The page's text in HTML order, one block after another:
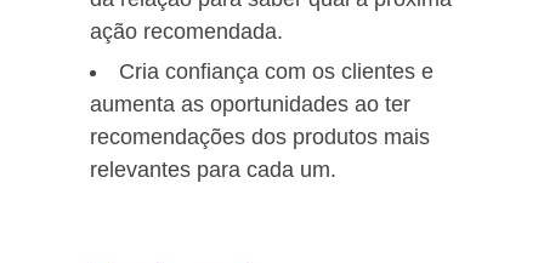
ação recomendada.
Cria confiança com os clientes e
aumenta as oportunidades ao ter
recomendações dos produtos mais
relevantes para cada um.